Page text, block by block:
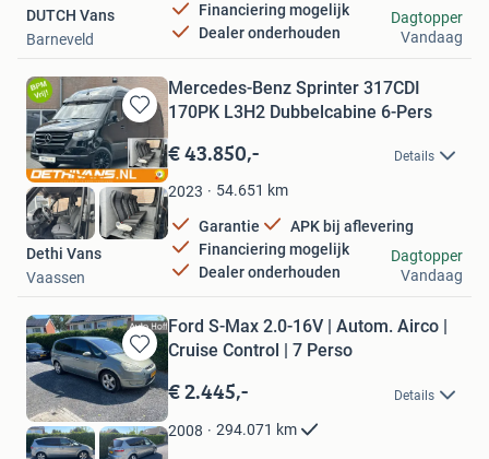
Financiering mogelijk
Dealer onderhouden
DUTCH Vans
Barneveld
Dagtopper
Vandaag
Bewaren
in
Mijn
Favorieten
Mercedes-Benz Sprinter 317CDI
170PK L3H2 Dubbelcabine 6-Pers
€ 43.850,- Details
2023 54.651 km
Garantie
APK bij aflevering
Financiering mogelijk
Dealer onderhouden
Dethi Vans
Vaassen
Dagtopper
Vandaag
Bewaren
in
Mijn
Favorieten
Ford S-Max 2.0-16V | Autom. Airco |
Cruise Control | 7 Perso
€ 2.445,- Details
2008 294.071 km